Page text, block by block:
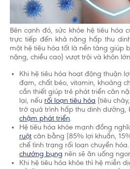
Bên cạnh đó, sức khỏe hệ tiêu hóa
trực tiếp đến khả năng hấp thu
một hệ tiêu hóa tốt là nền tảng giúp
nặng, chiều cao) vượt trội và khôn
Khi hệ tiêu hóa hoạt động thuận
đạm, chất béo, vitamin, khoáng
cần thiết giúp trẻ phát triển cân
lại, nếu rối loạn tiêu hóa (tiêu
trở quá trình hấp thu dinh dưỡng,
chậm phát triển.
Hệ tiêu hóa khỏe mạnh đồng
ruột cân bằng (85% lợi khuẩn,
chế tình trạng rối loạn chuyển
chướng bụng nên sẽ ăn uống
Khi hệ tiêu hóa khỏe thì hệ miễn